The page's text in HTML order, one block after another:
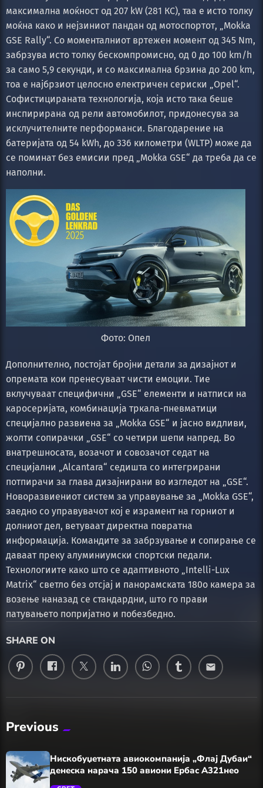
максимална моќност од 207 kW (281 КС), таа е исто толку
моќна како и нејзиниот пандан од мотоспортот, „Mokka
GSE Rally“. Со моменталниот вртежен момент од 345 Nm,
забрзува исто толку бескомпромисно, од 0 до 100 km/h
за само 5,9 секунди, и со максимална брзина до 200 km,
тоа е најбрзиот целосно електричен сериски „Opel“.
Софистицираната технологија, која исто така беше
инспирирана од рели автомобилот, придонесува за
исклучителните перформанси. Благодарение на
батеријата од 54 kWh, до 336 километри (WLTP) може да
се поминат без емисии пред „Mokka GSE“ да треба да се
наполни.
Фото: Опел
Дополнително, постојат бројни детали за дизајнот и
опремата кои пренесуваат чисти емоции. Тие
вклучуваат специфични „GSE“ елементи и натписи на
каросеријата, комбинација тркала-пневматици
специјално развиена за „Mokka GSE“ и јасно видливи,
жолти сопирачки „GSE“ со четири шепи напред. Во
внатрешносата, возачот и совозачот седат на
специјални „Alcantara“ седишта со интегрирани
потпирачи за глава дизајнирани во изгледот на „GSE“.
Новоразвиениот систем за управување за „Mokka GSE“,
заедно со управувачот кој е израмент на горниот и
долниот дел, ветуваат директна повратна
информација. Командите за забрзување и сопирање се
даваат преку алуминиумски спортски педали.
Технологиите како што се адаптивното „Intelli-Lux
Matrix“ светло без отсјај и панорамската 180о камера за
возење наназад се стандардни, што го прави
патувањето попријатно и побезбедно.
SHARE ON
email
Previous
Нискобуџетната авиокомпанија „Флај Дубаи“
денеска нарача 150 авиони Ербас А321нео